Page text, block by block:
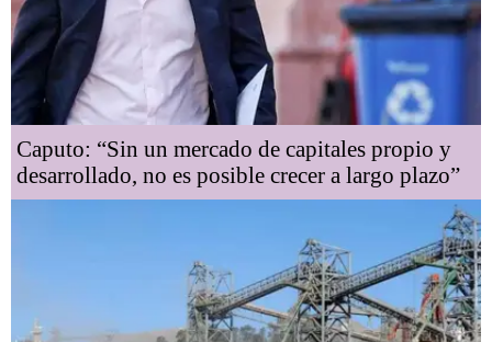
Caputo: “Sin un mercado de capitales propio y
desarrollado, no es posible crecer a largo plazo”